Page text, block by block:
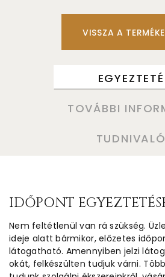
VISSZA A
TOVÁBBI
IDŐPONT
Nem feltétlenül van rá szükség.
ideje alatt bármikor, előzetes
látogatható. Amennyiben jelzi
okát, felkészülten tudjuk várni.